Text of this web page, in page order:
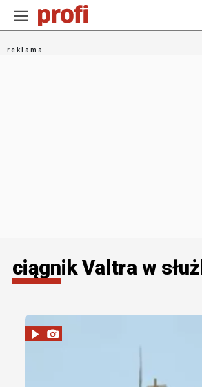
ciągnik Valtra w